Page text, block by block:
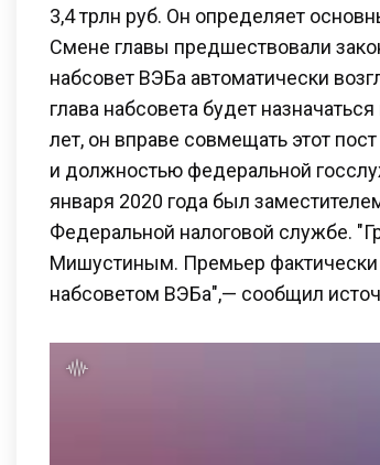
3,4 трлн руб. Он определяет
Смене главы предшествовали
набсовет ВЭБа автоматически
глава набсовета будет
лет, он вправе совмещать этот
и должностью федеральной
января 2020 года был
Федеральной налоговой службе.
Мишустиным. Премьер фактически
набсоветом ВЭБа",— сообщил